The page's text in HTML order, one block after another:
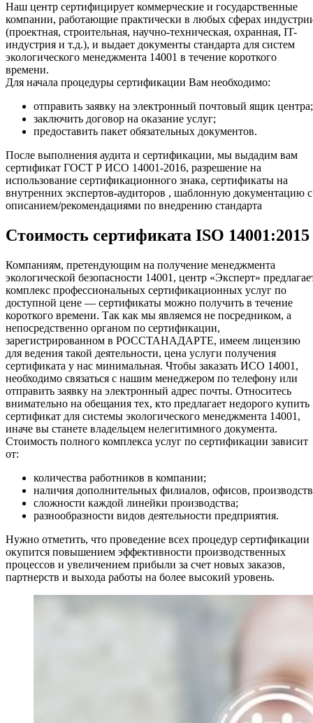
Наш центр сертифицирует коммерческие и государственные
компании, работающие практически в любых сферах
(проектная, строительная, научно-техническая, охранная, IT-
индустрия и т.д.), и выдает документы стандарта для систем
экологического менеджмента 14001 в течение короткого
времени.
Для начала процедуры сертификации Вам необходимо:
отправить заявку на электронный почтовый ящик центра;
заключить договор на оказание услуг;
предоставить пакет обязательных документов.
После выполнения аудита и сертификации, мы выдадим вам
сертификат ГОСТ Р ИСО 14001-2016, разрешение на
использование сертификационного знака, сертификаты на
внутренних экспертов-аудиторов , шаблонную документацию с
описанием/рекомендациями по внедрению стандарта
Стоимость сертификата ISO 14001:2015
Компаниям, претендующим на получение менеджмента
экологической безопасности 14001, центр «Эксперт»
комплекс профессиональных сертификационных услуг по
доступной цене — сертификаты можно получить в течение
короткого времени. Так как мы являемся не посредником, а
непосредственно органом по сертификации,
зарегистрированном в РОССТАНАДАРТЕ, имеем лицензию
для ведения такой деятельности, цена услуги получения
сертификата у нас минимальная. Чтобы заказать ИСО 14001,
необходимо связаться с нашим менеджером по телефону или
отправить заявку на электронный адрес почты. Относитесь
внимательно на обещания тех, кто предлагает недорого купить
сертификат для системы экологического менеджмента 14001,
иначе вы станете владельцем нелегитимного документа.
Стоимость полного комплекса услуг по сертификации зависит
от:
количества работников в компании;
наличия дополнительных филиалов, офисов,
сложности каждой линейки производства;
разнообразности видов деятельности предприятия.
Нужно отметить, что проведение всех процедур сертификации
окупится повышением эффективности производственных
процессов и увеличением прибыли за счет новых заказов,
партнерств и выхода работы на более высокий уровень.